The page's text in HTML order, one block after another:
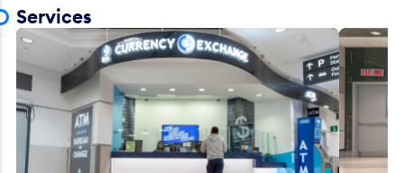
Services